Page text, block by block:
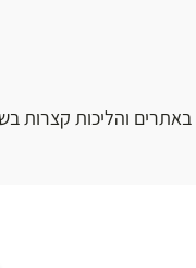
והליכות קצרות